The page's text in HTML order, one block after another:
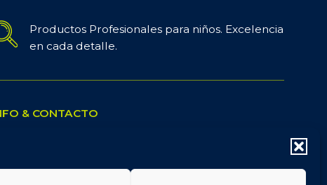
Productos Profesionales para niños. Excelencia
en cada detalle.
& CONTACTO